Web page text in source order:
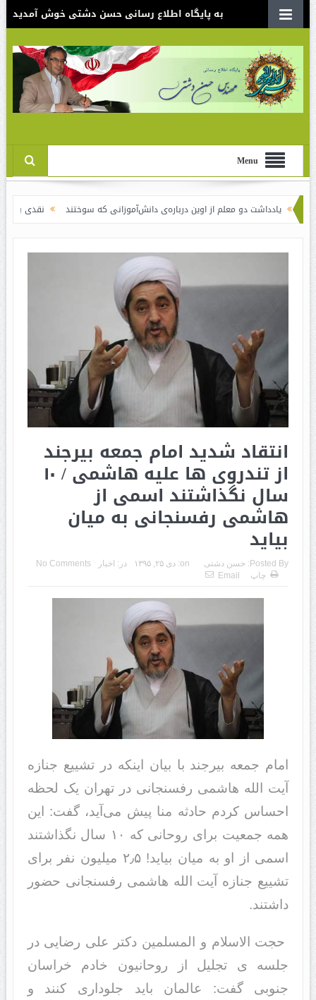
به پایگاه اطلاع رسانی حسن دشتی خوش آمدید
Menu
دو معلم از اوین درباره‌ی دانش‌آموزانی که سوختند نقدی بر سند الگوی
انتقاد شدید امام جمعه بیرجند
از تندروی ها علیه هاشمی / ۱۰
سال نگذاشتند اسمی از
هاشمی رفسنجانی به میان
بیاید
Posted By: حسن دشتی on: دی ۲۵, ۱۳۹۵ در: اخبار
No Comments
چاپ
Email
امام جمعه بیرجند با بیان اینکه در تشییع جنازه
آیت الله هاشمی رفسنجانی در تهران یک لحظه
احساس کردم حادثه منا پیش می‌آید، گفت: این
همه جمعیت برای روحانی که ۱۰ سال نگذاشتند
اسمی از او به میان بیاید! ۲٫۵ میلیون نفر برای
تشییع جنازه آیت الله هاشمی رفسنجانی حضور
داشتند.
حجت الاسلام و المسلمین دکتر علی رضایی در
جلسه ی تجلیل از روحانیون خادم خراسان
جنوبی گفت: عالمان باید جلوداری کنند و